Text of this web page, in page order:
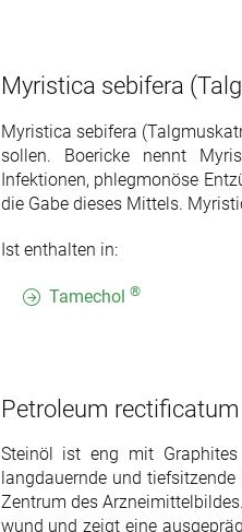
Myristica sebifera
Myristica sebifera
sollen. Boericke nennt
Infektionen, phlegmonöse
die Gabe dieses Mittels.
Ist enthalten in:
Tamechol ®
Petroleum rectificatum
Steinöl ist eng mit
langdauernde und
Zentrum des
wund und zeigt eine